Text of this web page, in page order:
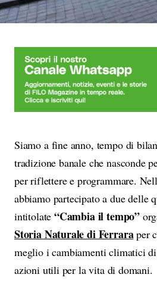
Siamo a fine anno, tempo di
tradizione banale che nasconde
per riflettere e programmare.
abbiamo partecipato a due delle
intitolate“Cambia il tempo”
Storia Naturale di Ferraraper
meglio i cambiamenti climatici
azioni utili per la vita di domani.